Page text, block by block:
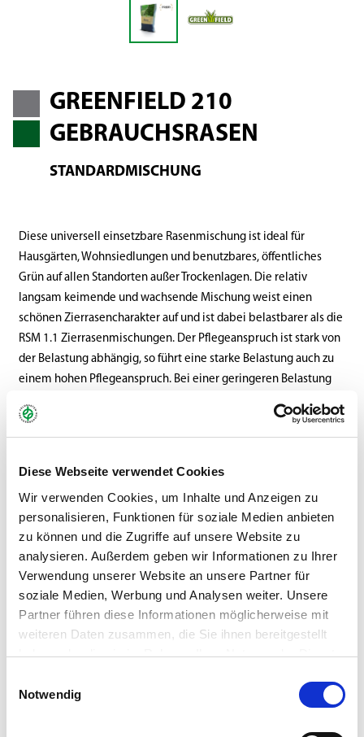
Diese Webseite verwendet Cookies
Wir verwenden Cookies, um Inhalte und Anzeigen zu
personalisieren, Funktionen für soziale Medien anbieten
zu können und die Zugriffe auf unsere Website zu
analysieren. Außerdem geben wir Informationen zu Ihrer
Verwendung unserer Website an unsere Partner für
soziale Medien, Werbung und Analysen weiter. Unsere
Partner führen diese Informationen möglicherweise mit
weiteren Daten zusammen, die Sie ihnen bereitgestellt
haben oder die sie im Rahmen Ihrer Nutzung der Dienste
Notwendig
GREENFIELD 210
GEBRAUCHSRASEN
STANDARDMISCHUNG
Diese universell einsetzbare Rasenmischung ist ideal für
Hausgärten, Wohnsiedlungen und benutzbares, öffentliches
Grün auf allen Standorten außer Trockenlagen. Die relativ
langsam keimende und wachsende Mischung weist einen
schönen Zierrasencharakter auf und ist dabei belastbarer als die
RSM 1.1 Zierrasenmischungen. Der Pflegeanspruch ist stark von
der Belastung abhängig, so führt eine starke Belastung auch zu
einem hohen Pflegeanspruch. Bei einer geringeren Belastung
Gebinde:10 kg Sack
Art.-Nr.:69210
Marke:Greenfield
Kategorie: Profimischungen, Rasen Neuansaaten
Händler
Dieses Produkt erhalten Sie bei folgenden Händlern: